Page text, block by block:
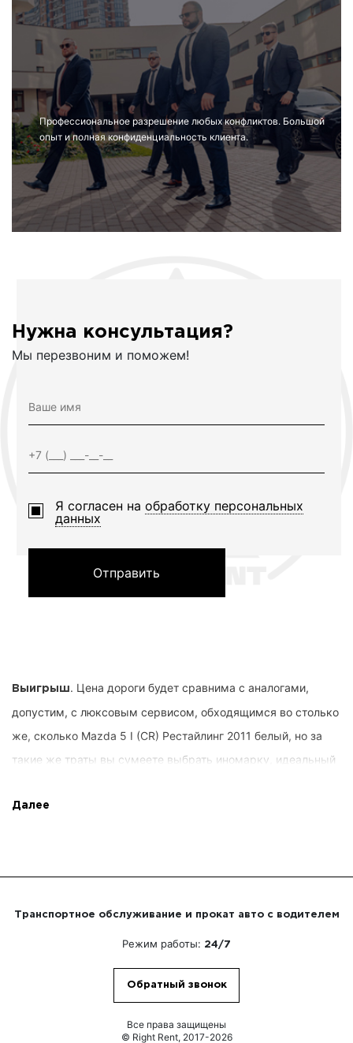
Профессиональное разрешение любых конфликтов. Большой
опыт и полная конфиденциальность клиента.
Нужна консультация?
Мы перезвоним и поможем!
Я согласен на обработку персональных
данных
Отправить
Выигрыш. Цена дороги будет сравнима с аналогами,
допустим, с люксовым сервисом, обходящимся во столько
же, сколько Mazda 5 I (CR) Рестайлинг 2011 белый, но за
такие же траты вы сумеете выбрать иномарку, идеальный
спец. опции от Right Rent. Предпочтения покупателей
над своими вопросами или переговариваться с
сотоварищами по фирме. Командирами находятся мастера,
исключительный опыт управления ТС, понимающие, как
Далее
Транспортное обслуживание и прокат авто с водителем
Режим работы: 24/7
Обратный звонок
Все права защищены
© Right Rent, 2017-2026